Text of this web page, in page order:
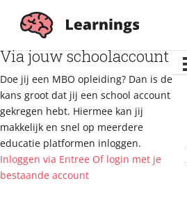
Inloggen
Via jouw schoolaccount
Doe jij een MBO opleiding? Dan is de
kans groot dat jij een school account
gekregen hebt. Hiermee kan jij
makkelijk en snel op meerdere
educatie platformen inloggen.
Inloggen via Entree Of login met je
bestaande account